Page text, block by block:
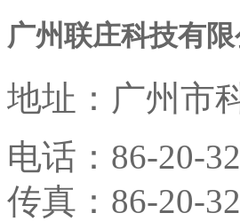
广州联庄科技有限
地址： 广州市
电话： 86-20-
传真： 86-20-